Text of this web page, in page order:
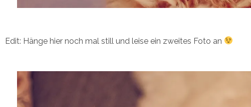
Edit: Hänge hier noch mal still und leise ein zweites Foto an